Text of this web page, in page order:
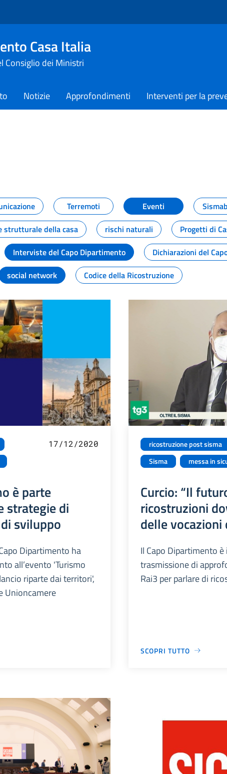
Casa Italia
Consiglio dei Ministri
Notizie Approfondimenti Interventi per la
pagina NOTIZIE
Terremoti Eventi
strutturale della casa
rischi naturali Progetti di
Interviste del Capo Dipartimento Dichiarazioni del
social network Codice della Ricostruzione
17/12/2020
è parte
strategie di
sviluppo
Dipartimento ha
all’evento 'Turismo
riparte dai territori',
Unioncamere
ricostruzione post sisma
Sisma
messa in
Curcio: “Il
ricostruzioni
delle
Il Capo Dipartimento
trasmissione di
Rai3 per parlare di
SCOPRI TUTTO